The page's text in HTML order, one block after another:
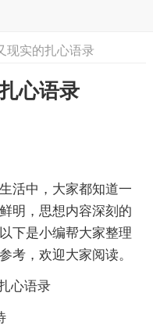
划 学习计划
现实的扎心语录
心语录
中，大家都知道一
明，思想内容深刻的
下是小编帮大家整理
考，欢迎大家阅读。